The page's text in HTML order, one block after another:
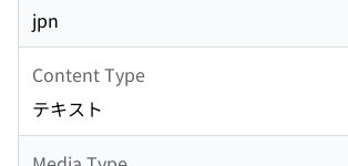
jpn
Content Type
テキスト